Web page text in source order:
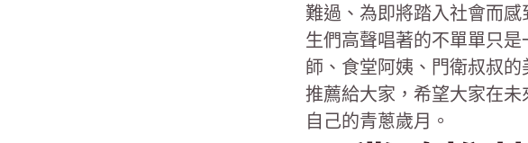
難過、為即將踏入社會而
生們高聲唱著的不單單只
師、食堂阿姨、門衛叔叔
推薦給大家，希望大家在
自己的青蔥歲月。